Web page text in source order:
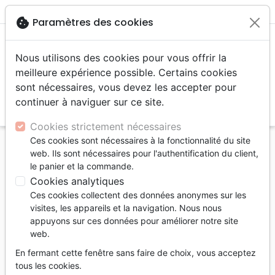
menu
Accueil Livres Erudition Dictionnaires
Dictionnaires
Filtrer tune
cookie Paramètres des cookies
Nous utilisons des cookies pour vous offrir la
meilleure expérience possible. Certains cookies
sont nécessaires, vous devez les accepter pour
continuer à naviguer sur ce site.
Cookies strictement nécessaires
Ces cookies sont nécessaires à la fonctionnalité du site
web. Ils sont nécessaires pour l'authentification du client,
le panier et la commande.
Cookies analytiques
Ces cookies collectent des données anonymes sur les
visites, les appareils et la navigation. Nous nous
appuyons sur ces données pour améliorer notre site
web.
En fermant cette fenêtre sans faire de choix, vous acceptez
tous les cookies.